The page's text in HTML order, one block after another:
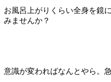
お風呂上がりくらい全身を鏡
みませんか？
意識が変わればなんとやら。